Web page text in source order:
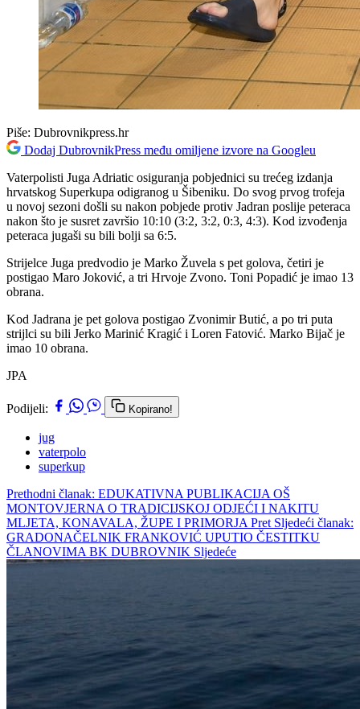
Piše: Dubrovnikpress.hr
Dodaj DubrovnikPress među omiljene izvore na Googleu
Vaterpolisti Juga Adriatic osiguranja pobjednici su trećeg izdanja
hrvatskog Superkupa odigranog u Šibeniku. Do svog prvog trofeja
u novoj sezoni došli su nakon pobjede protiv Jadran poslije peteraca
nakon što je susret završio 10:10 (3:2, 3:2, 0:3, 4:3). Kod izvođenja
peteraca jugaši su bili bolji sa 6:5.
Strijelce Juga predvodio je Marko Žuvela s pet golova, četiri je
postigao Maro Joković, a tri Hrvoje Zvono. Toni Popadić je imao 13
obrana.
Kod Jadrana je pet golova postigao Zvonimir Butić, a po tri puta
strijlci su bili Jerko Marinić Kragić i Loren Fatović. Marko Bijač je
imao 10 obrana.
JPA
Podijeli: Kopirano!
jug
vaterpolo
superkup
Prethodni članak: EDUKATIVNA PUBLIKACIJA OŠ
MONTOVJERNA O TRADICIJSKOJ ODJEĆI I NAKITU
MLJETA, KONAVALA, ŽUPE I PRIMORJA Pret Sljedeći članak:
GRADONAČELNIK FRANKOVIĆ UPUTIO ČESTITKU
ČLANOVIMA BK DUBROVNIK Sljedeće